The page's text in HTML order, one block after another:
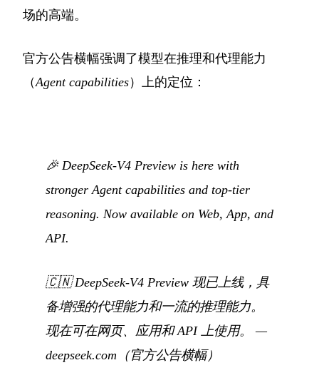
场的高端。
官方公告横幅强调了模型在推理和代理能力
（Agent capabilities）上的定位：
🎉 DeepSeek-V4 Preview is here with
stronger Agent capabilities and top-tier
reasoning. Now available on Web, App, and
API.
🇨🇳DeepSeek-V4 Preview 现已上线，具
备增强的代理能力和一流的推理能力。
现在可在网页、应用和 API 上使用。
—
deepseek.com（官方公告横幅）